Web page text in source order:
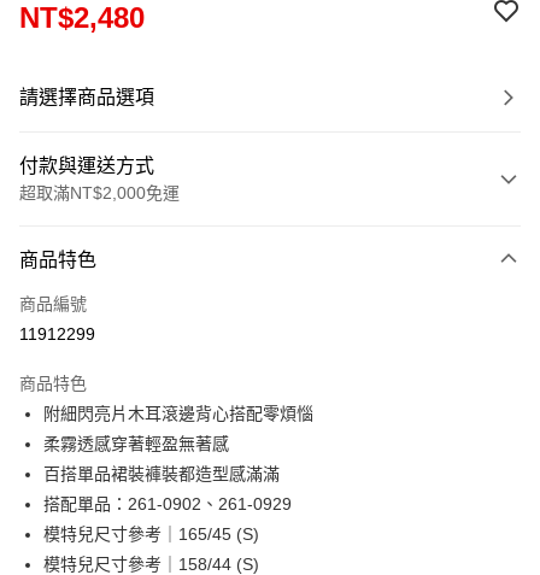
NT$2,480
請選擇商品選項
付款與運送方式
超取滿NT$2,000免運
信用卡一次付款
超商取貨付款
Apple Pay
街口支付
悠遊付
Google Pay
商品特色
商品編號
11912299
商品特色
附細閃亮片木耳滾邊背心搭配零煩惱
柔霧透感穿著輕盈無著感
百搭單品裙裝褲裝都造型感滿滿
搭配單品：261-0902、261-0929
模特兒尺寸參考｜165/45 (S)
模特兒尺寸參考｜158/44 (S)